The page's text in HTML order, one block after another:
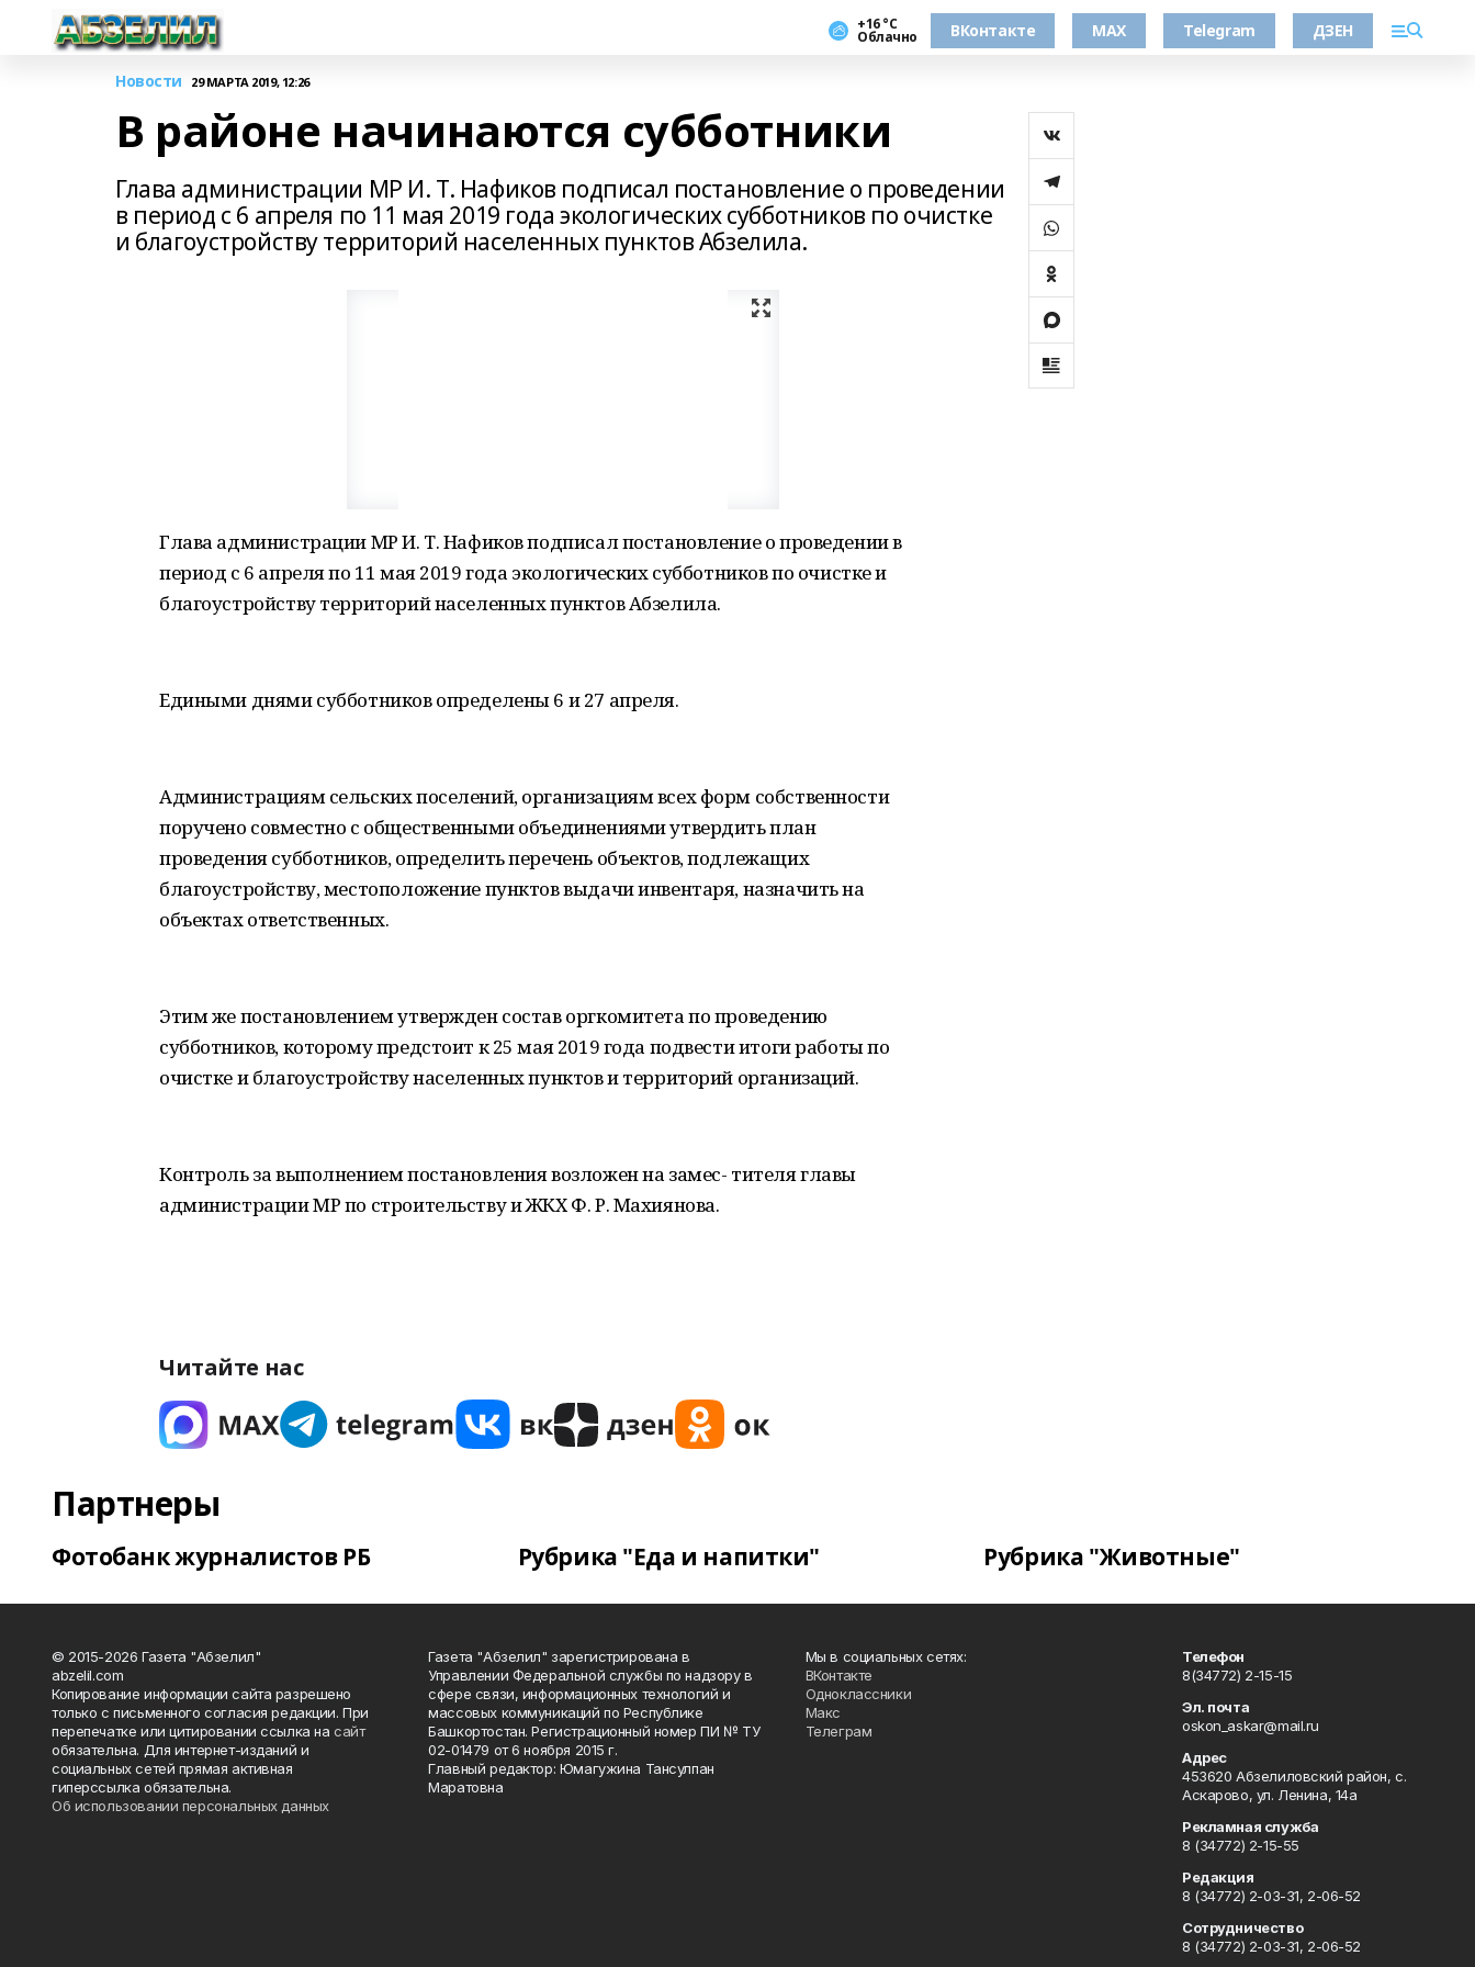
+16 °С
Облачно ВКонтакте MAX Telegram ДЗЕН
Новости 29 МАРТА 2019, 12:26
В районе начинаются субботники
Глава администрации МР И. Т. Нафиков подписал постановление о проведении
в период с 6 апреля по 11 мая 2019 года экологических субботников по очистке
и благоустройству территорий населенных пунктов Абзелила.
Глава администрации МР И. Т. Нафиков подписал постановление о проведении в
период с 6 апреля по 11 мая 2019 года экологических субботников по очистке и
благоустройству территорий населенных пунктов Абзелила.
Едиными днями субботников определены 6 и 27 апреля.
Администрациям сельских поселений, организациям всех форм собственности
поручено совместно с общественными объединениями утвердить план
проведения субботников, определить перечень объектов, подлежащих
благоустройству, местоположение пунктов выдачи инвентаря, назначить на
объектах ответственных.
Этим же постановлением утвержден состав оргкомитета по проведению
субботников, которому предстоит к 25 мая 2019 года подвести итоги работы по
очистке и благоустройству населенных пунктов и территорий организаций.
Контроль за выполнением постановления возложен на замес- тителя главы
администрации МР по строительству и ЖКХ Ф. Р. Махиянова.
Читайте нас
Партнеры
Фотобанк журналистов РБ Рубрика "Еда и напитки" Рубрика "Животные"
© 2015-2026 Газета "Абзелил"
abzelil.com
Копирование информации сайта разрешено
только с письменного согласия редакции. При
перепечатке или цитировании ссылка на сайт
обязательна. Для интернет-изданий и
социальных сетей прямая активная
гиперссылка обязательна.
Об использовании персональных данных
Газета "Абзелил" зарегистрирована в
Управлении Федеральной службы по надзору в
сфере связи, информационных технологий и
массовых коммуникаций по Республике
Башкортостан. Регистрационный номер ПИ № ТУ
02-01479 от 6 ноября 2015 г.
Главный редактор: Юмагужина Тансулпан
Маратовна
Мы в социальных сетях:
ВКонтакте
Одноклассники
Макс
Телеграм
Телефон
8(34772) 2-15-15
Эл. почта
oskon_askar@mail.ru
Адрес
453620 Абзелиловский район, с.
Аскарово, ул. Ленина, 14а
Рекламная служба
8 (34772) 2-15-55
Редакция
8 (34772) 2-03-31, 2-06-52
Сотрудничество
8 (34772) 2-03-31, 2-06-52